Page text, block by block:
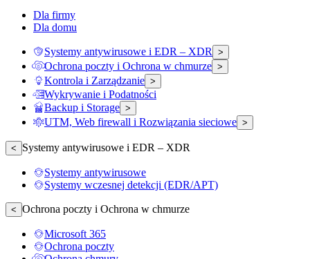
Dla firmy
Dla domu
Systemy antywirusowe i EDR – XDR >
Ochrona poczty i Ochrona w chmurze >
Kontrola i Zarządzanie >
Wykrywanie i Podatności
Backup i Storage >
UTM, Web firewall i Rozwiązania sieciowe >
< Systemy antywirusowe i EDR – XDR
Systemy antywirusowe
Systemy wczesnej detekcji (EDR/APT)
< Ochrona poczty i Ochrona w chmurze
Microsoft 365
Ochrona poczty